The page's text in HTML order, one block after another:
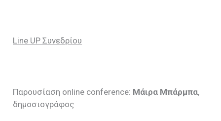
Line UP Συνεδρίου
Παρουσίαση online conference: Μάιρα Μπάρμπα,
δημοσιογράφος